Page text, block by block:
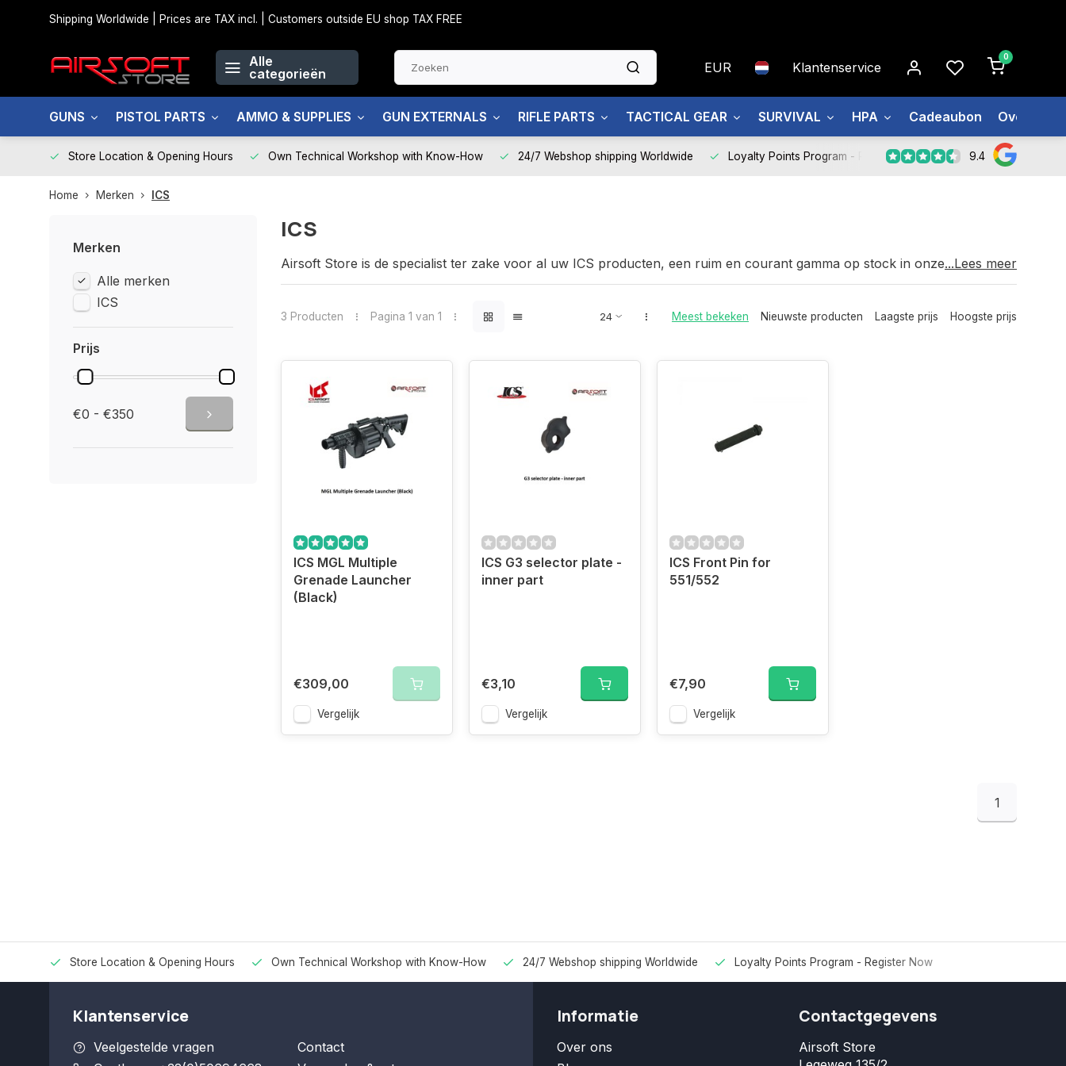
Shipping Worldwide | Prices are TAX incl. | Customers outside EU shop TAX FREE
Alle
categorieën
EUR Klantenservice
0
GUNS PISTOL PARTS AMMO & SUPPLIES GUN EXTERNALS RIFLE PARTS TACTICAL GEAR SURVIVAL HPA Cadeaubon Over ons
Store Location & Opening Hours Own Technical Workshop with Know-How 24/7 Webshop shipping Worldwide Loyalty Points Program - Register Now 9.4
Home Merken ICS
Merken
Alle merken
ICS
Prijs
€0 - €350
ICS
Airsoft Store is de specialist ter zake voor al uw ICS producten, een ruim en courant gamma op stock in onze fysieke
winkel te Oostkamp.
voor onderhoud, herstellingen en upgrades.
...Lees meer
3 Producten Pagina 1 van 1 Meest bekeken Nieuwste producten Laagste prijs Hoogste prijs
ICS MGL Multiple
Grenade Launcher
(Black)
€309,00
Vergelijk
ICS G3 selector plate -
inner part
€3,10
Vergelijk
ICS Front Pin for
551/552
€7,90
Vergelijk
1
Store Location & Opening Hours Own Technical Workshop with Know-How 24/7 Webshop shipping Worldwide Loyalty Points Program - Register Now
Klantenservice
Veelgestelde vragen
Contact
Informatie
Over ons
Contactgegevens
Airsoft Store